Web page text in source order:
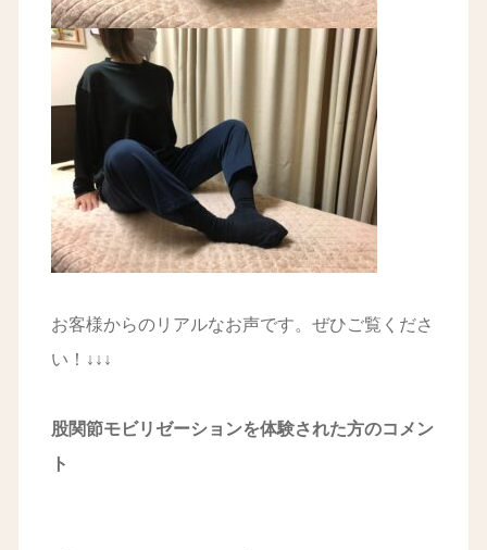
お客様からのリアルなお声です。ぜひご覧くださ
い！↓↓↓
股関節モビリゼーションを体験された方のコメン
ト